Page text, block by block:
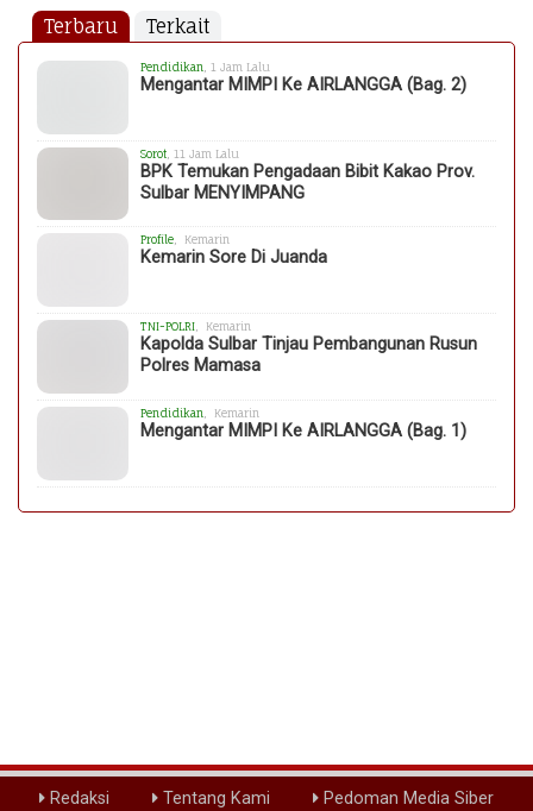
Terbaru Terkait
Pendidikan , 1 Jam Lalu
Mengantar MIMPI Ke AIRLANGGA (Bag. 2)
Sorot , 11 Jam Lalu
BPK Temukan Pengadaan Bibit Kakao Prov.
Sulbar MENYIMPANG
Profile, Kemarin
Kemarin Sore Di Juanda
TNI-POLRI , Kemarin
Kapolda Sulbar Tinjau Pembangunan Rusun
Polres Mamasa
Pendidikan , Kemarin
Mengantar MIMPI Ke AIRLANGGA (Bag. 1)
Redaksi Tentang Kami Pedoman Media Siber